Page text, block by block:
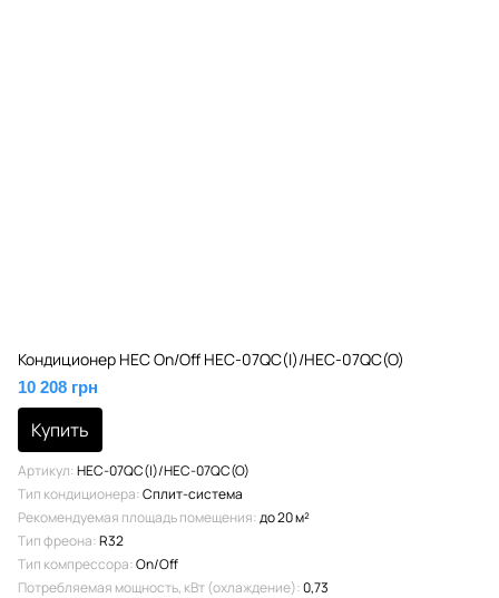
Кондиционер HEC On/Off HEC-07QC(I)/HEC-07QC(O)
10 208 грн
Купить
Артикул HEC-07QC(I)/HEC-07QC(O)
Тип кондиционера Сплит-система
Рекомендуемая площадь помещения до 20 м²
Тип фреона R32
Тип компрессора On/Off
Потребляемая мощность, кВт (охлаждение) 0,73